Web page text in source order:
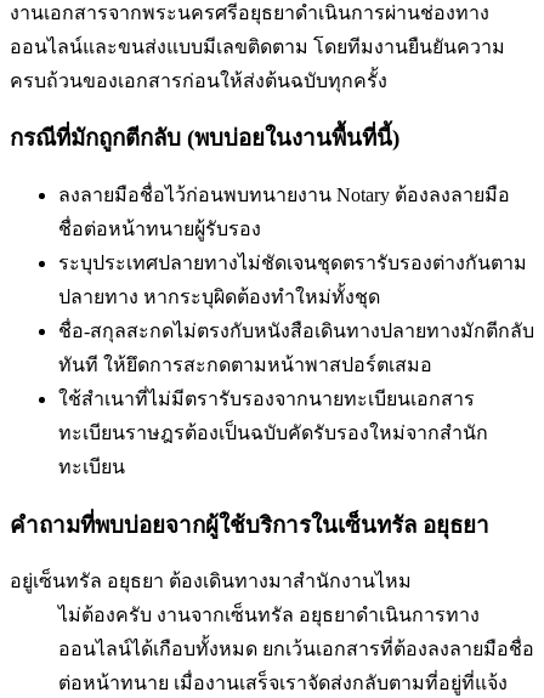
งานเอกสารจากพระนครศรีอยุธยาดำเนินการผ่านช่องทาง
ออนไลน์และขนส่งแบบมีเลขติดตาม โดยทีมงานยืนยันความ
ครบถ้วนของเอกสารก่อนให้ส่งต้นฉบับทุกครั้ง
กรณีที่มักถูกตีกลับ (พบบ่อยในงานพื้นที่นี้)
ลงลายมือชื่อไว้ก่อนพบทนายงาน Notary ต้องลงลายมือ
ชื่อต่อหน้าทนายผู้รับรอง
ระบุประเทศปลายทางไม่ชัดเจนชุดตรารับรองต่างกันตาม
ปลายทาง หากระบุผิดต้องทำใหม่ทั้งชุด
ชื่อ-สกุลสะกดไม่ตรงกับหนังสือเดินทางปลายทางมักตีกลับ
ทันที ให้ยึดการสะกดตามหน้าพาสปอร์ตเสมอ
ใช้สำเนาที่ไม่มีตรารับรองจากนายทะเบียนเอกสาร
ทะเบียนราษฎรต้องเป็นฉบับคัดรับรองใหม่จากสำนัก
ทะเบียน
คำถามที่พบบ่อยจากผู้ใช้บริการในเซ็นทรัล อยุธยา
อยู่เซ็นทรัล อยุธยา ต้องเดินทางมาสำนักงานไหม
ไม่ต้องครับ งานจากเซ็นทรัล อยุธยาดำเนินการทาง
ออนไลน์ได้เกือบทั้งหมด ยกเว้นเอกสารที่ต้องลงลายมือชื่อ
ต่อหน้าทนาย เมื่องานเสร็จเราจัดส่งกลับตามที่อยู่ที่แจ้ง